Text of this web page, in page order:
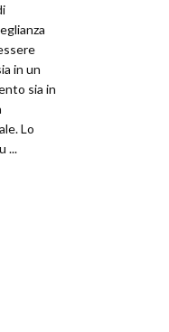
in un
sia in
Lo
...